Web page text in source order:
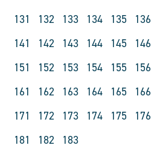
131
132 133 134 135 136
141
142 143 144 145 146
151
152 153 154 155 156
161
162 163 164 165 166
171
172 173 174 175 176
181
182 183